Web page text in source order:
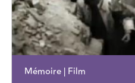
Mémoire | Film